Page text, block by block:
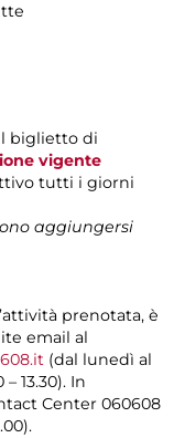
biglietto di
vigente
tutti i giorni
aggiungersi
prenotata, è
email al
(dal lunedì al
13.30). In
Center 060608